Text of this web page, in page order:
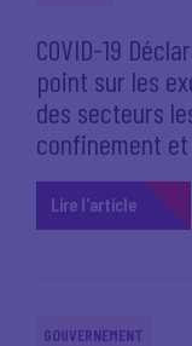
COVID-19
point sur les
des secteurs
confinement
Lire l'article
GOUVERNEMENT